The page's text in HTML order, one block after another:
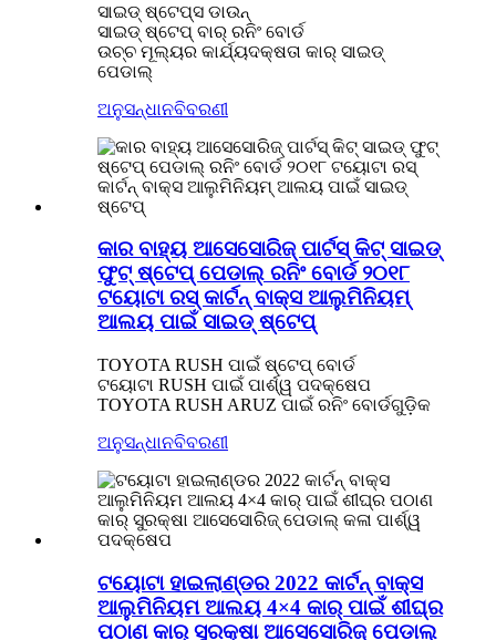
ସାଇଡ୍ ଷ୍ଟେପ୍ସ ଡାଉନ୍
ସାଇଡ୍ ଷ୍ଟେପ୍ ବାର୍ ରନିଂ ବୋର୍ଡ
ଉଚ୍ଚ ମୂଲ୍ୟର କାର୍ଯ୍ୟଦକ୍ଷତା କାର୍ ସାଇଡ୍
ପେଡାଲ୍
ଅନୁସନ୍ଧାନବିବରଣୀ
କାର ବାହ୍ୟ ଆସେସୋରିଜ୍ ପାର୍ଟସ୍ କିଟ୍ ସାଇଡ୍
ଫୁଟ୍ ଷ୍ଟେପ୍ ପେଡାଲ୍ ରନିଂ ବୋର୍ଡ ୨୦୧୮
ଟୟୋଟା ରସ୍ କାର୍ଟନ୍ ବାକ୍ସ ଆଲୁମିନିୟମ୍
ଆଲୟ ପାଇଁ ସାଇଡ୍ ଷ୍ଟେପ୍
TOYOTA RUSH ପାଇଁ ଷ୍ଟେପ୍ ବୋର୍ଡ
ଟୟୋଟା RUSH ପାଇଁ ପାର୍ଶ୍ୱ ପଦକ୍ଷେପ
TOYOTA RUSH ARUZ ପାଇଁ ରନିଂ ବୋର୍ଡଗୁଡ଼ିକ
ଅନୁସନ୍ଧାନବିବରଣୀ
ଟୟୋଟା ହାଇଲାଣ୍ଡର 2022 କାର୍ଟନ୍ ବାକ୍ସ
ଆଲୁମିନିୟମ ଆଲୟ 4×4 କାର୍ ପାଇଁ ଶୀଘ୍ର
ପଠାଣ କାର୍ ସୁରକ୍ଷା ଆସେସୋରିଜ୍ ପେଡାଲ୍